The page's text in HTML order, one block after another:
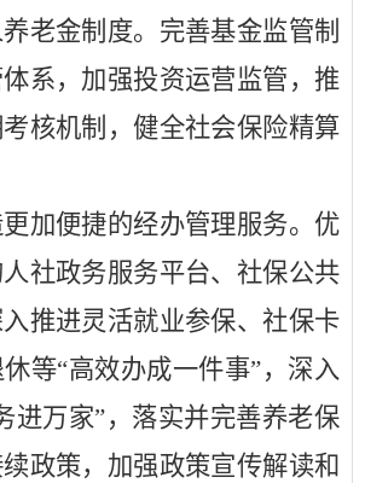
老金制度。完善基金监管制
系，加强投资运营监管，推
核机制，健全社会保险精算
便捷的经办管理服务。优
社政务服务平台、社保公共
推进灵活就业参保、社保卡
等“高效办成一件事”，深入
进万家”，落实并完善养老保
政策，加强政策宣传解读和